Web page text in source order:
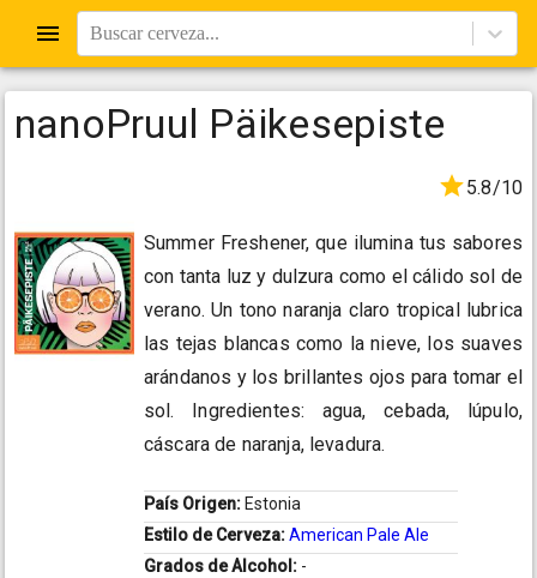
Buscar cerveza...
nanoPruul Päikesepiste
5.8/10
Summer Freshener, que ilumina tus sabores
con tanta luz y dulzura como el cálido sol de
verano. Un tono naranja claro tropical lubrica
las tejas blancas como la nieve, los suaves
arándanos y los brillantes ojos para tomar el
sol. Ingredientes: agua, cebada, lúpulo,
cáscara de naranja, levadura.
País Origen: Estonia
Estilo de Cerveza:American Pale Ale
Grados de Alcohol: -